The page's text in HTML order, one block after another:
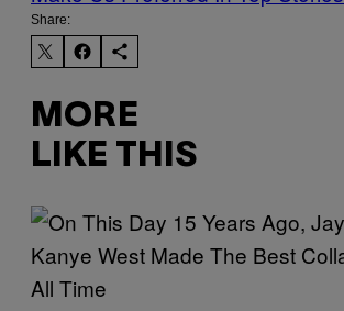
Share:
MORE
LIKE THIS